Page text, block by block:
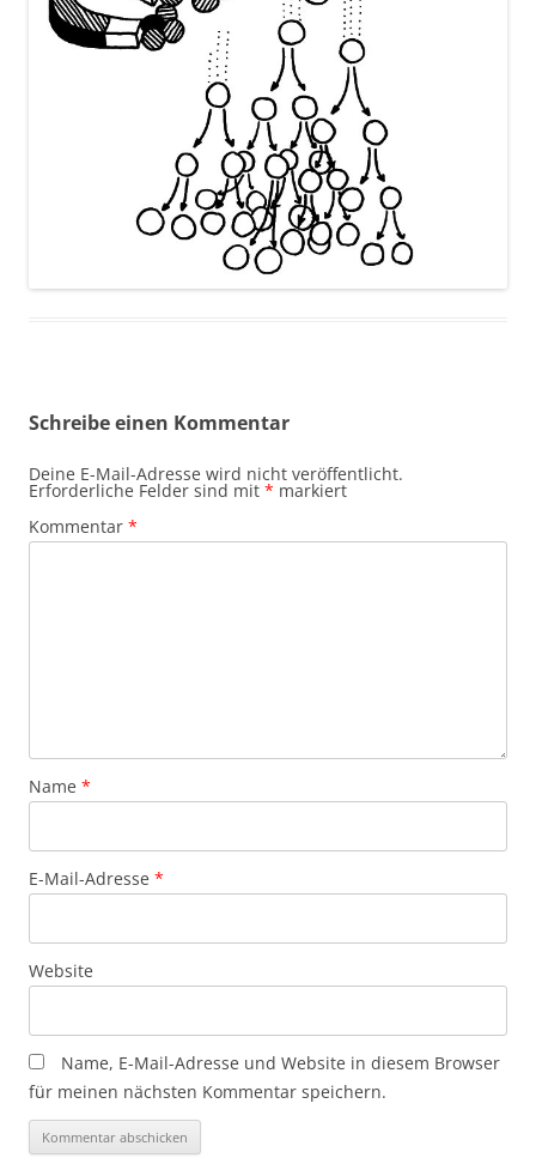
Schreibe einen Kommentar
Deine E-Mail-Adresse wird nicht veröffentlicht.
Erforderliche Felder sind mit * markiert
Kommentar *
Name *
E-Mail-Adresse *
Website
Name, E-Mail-Adresse und Website in diesem Browser
für meinen nächsten Kommentar speichern.